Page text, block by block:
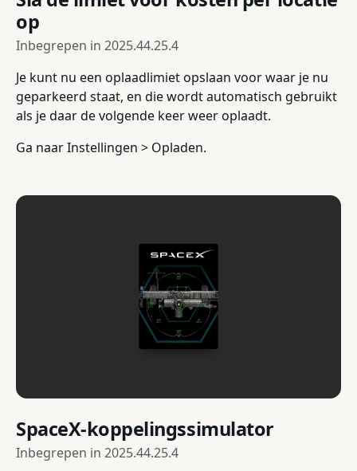
op
Inbegrepen in 2025.44.25.4
Je kunt nu een oplaadlimiet opslaan voor waar je nu
geparkeerd staat, en die wordt automatisch gebruikt
als je daar de volgende keer weer oplaadt.
Ga naar Instellingen > Opladen.
SpaceX-koppelingssimulator
Inbegrepen in 2025.44.25.4